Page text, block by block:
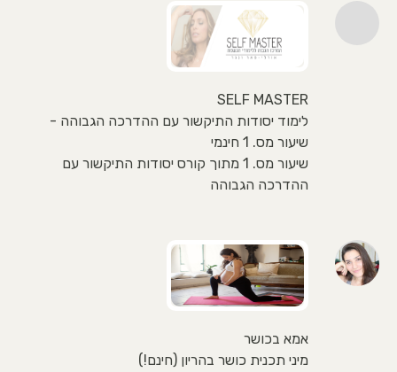
SELF MASTER
לימוד יסודות התיקשור עם ההדרכה הגבוהה -
שיעור מס. 1 חינמי
שיעור מס. 1 מתוך קורס יסודות התיקשור עם
ההדרכה הגבוהה
אמא בכושר
מיני תכנית כושר בהריון (חינם!)